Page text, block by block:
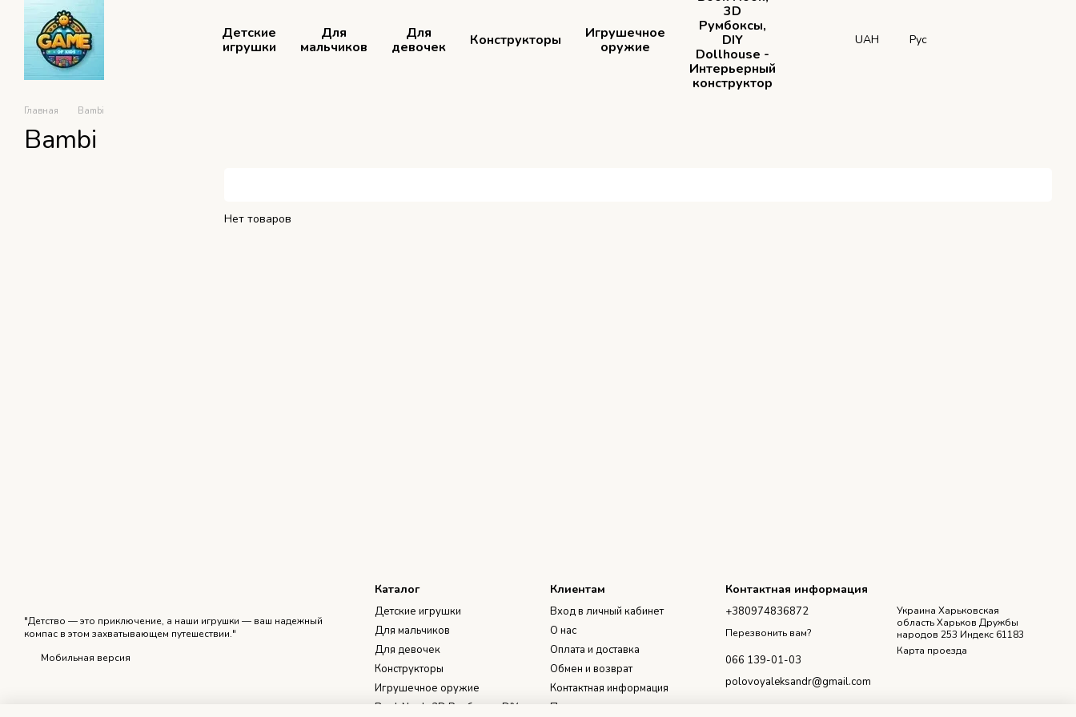
Перейти к основному контенту
Детские
игрушки
Для
мальчиков
Для
девочек
Конструкторы
Игрушечное
оружие
3D
Румбоксы,
DIY
Dollhouse -
Интерьерный
конструктор
UAH Рус
Главная Bambi
Bambi
Нет товаров
"Детство — это приключение, а наши игрушки — ваш надежный
компас в этом захватывающем путешествии."
Мобильная версия
Каталог
Детские игрушки
Для мальчиков
Для девочек
Конструкторы
Игрушечное оружие
Book Nook, 3D Румбоксы, DIY
Клиентам
Вход в личный кабинет
О нас
Оплата и доставка
Обмен и возврат
Контактная информация
Пользовательское
Контактная информация
+380974836872
Перезвонить вам?
066 139-01-03
polovoyaleksandr@gmail.com
Украина Харьковская
область Харьков Дружбы
народов 253 Индекс 61183
Карта проезда